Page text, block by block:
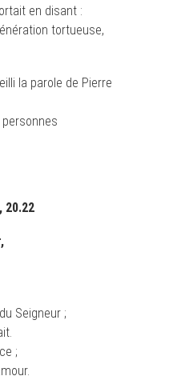
en disant :
tortueuse,
la parole de Pierre
20.22
Seigneur ;
;